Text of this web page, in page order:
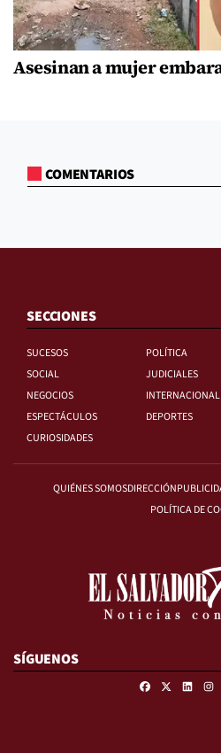
Asesinan a mujer
COMENTARIOS
SECCIONES
SUCESOS
POLÍTICA
SOCIAL
JUDICIALES
NEGOCIOS
ESPECTÁCULOS
DEPORTES
CURIOSIDADES
QUIÉNES SOMOSDIRECCIÓN
POLÍTICA DE
SÍGUENOS
Facebook